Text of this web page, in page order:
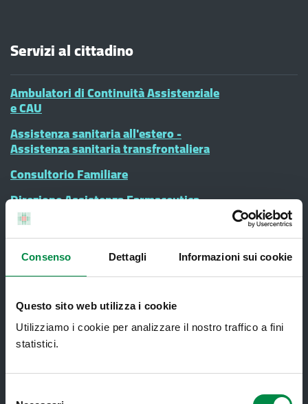
Consenso Dettagli Informazioni sui cookie
Questo sito web utilizza i cookie
Utilizziamo i cookie per analizzare il nostro traffico a fini
statistici.
Servizi al cittadino
Ambulatori di Continuità Assistenziale
e CAU
Assistenza sanitaria all'estero -
Assistenza sanitaria transfrontaliera
Consultorio Familiare
Direzione Assistenza Farmaceutica
Finanziamenti
Lauree Professioni Sanitarie
Medici e Pediatri di Famiglia
Nucleo di Cure Primarie (NCP)
Punto Unico di Accesso integrato
sanitario e sociale (PUA)
Ritiro Referti